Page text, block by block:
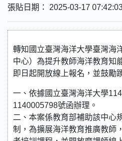
張貼日期： 2025-03-17
轉知國立臺灣海洋大學臺灣海
中心）為提升教師海洋教育知
即日起開放線上報名，並鼓勵
一、依據國立臺灣海洋大學
1140005798號函辦理。
二、本案係教育部補助該中心
制，為擴展海洋教育推廣教師